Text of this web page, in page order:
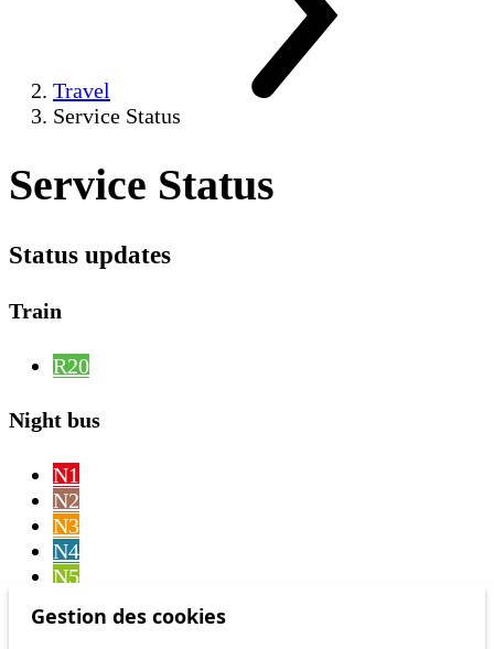
Travel
Service Status
Service Status
Status updates
Train
R20
Night bus
N1
N2
N3
N4
N5
Gestion des cookies